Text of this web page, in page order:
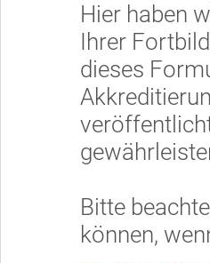
Hier haben
Ihrer
dieses
Bitte
können,